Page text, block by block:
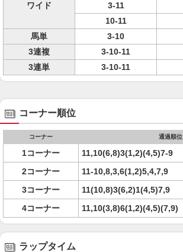
ワイド
3-11
10-11
馬単
3-10
3連複
3-10-11
3連単
3-10-11
コーナー順位
コーナー 通過順位
1コーナー
11,10(6,8)3(1,2)(4,5)7-9
2コーナー
11-10,8,3,6(1,2)5,4,7,9
3コーナー
11(10,8)3(6,2)1(4,5)7,9
4コーナー
11,10(3,8)6(1,2)(4,5)(7,9)
ラップタイム